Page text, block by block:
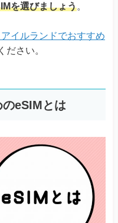
を選びましょう。
イルランドでおすすめ
ださい。
eSIMとは